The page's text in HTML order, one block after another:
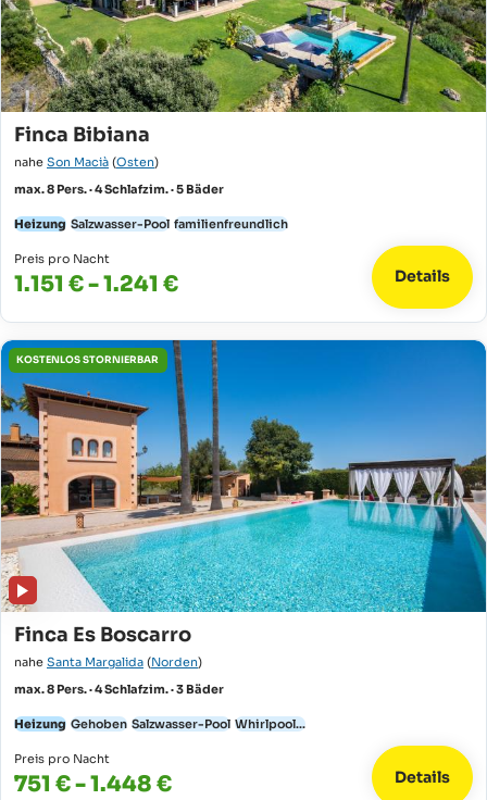
Finca Bibiana
nahe Son Macià (Osten)
max. 8 Pers. · 4 Schlafzim. · 5 Bäder
Heizung Salzwasser-Pool familienfreundlich
Preis pro Nacht
1.151 € - 1.241 € Details
KOSTENLOS STORNIERBAR
Finca Es Boscarro
nahe Santa Margalida (Norden)
max. 8 Pers. · 4 Schlafzim. · 3 Bäder
Heizung Gehoben Salzwasser-Pool Whirlpool...
Preis pro Nacht
751 € - 1.448 € Details